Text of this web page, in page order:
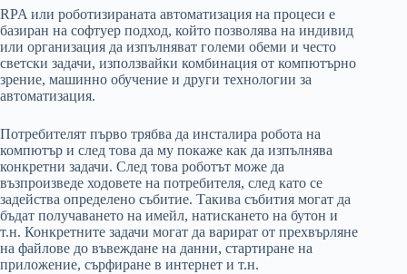
RPA или роботизираната автоматизация на процеси е
базиран на софтуер подход, който позволява на индивид
или организация да изпълняват големи обеми и често
светски задачи, използвайки комбинация от компютърно
зрение, машинно обучение и други технологии за
автоматизация.
Потребителят първо трябва да инсталира робота на
компютър и след това да му покаже как да изпълнява
конкретни задачи. След това роботът може да
възпроизведе ходовете на потребителя, след като се
задейства определено събитие. Такива събития могат да
бъдат получаването на имейл, натискането на бутон и
т.н. Конкретните задачи могат да варират от прехвърляне
на файлове до въвеждане на данни, стартиране на
приложение, сърфиране в интернет и т.н.